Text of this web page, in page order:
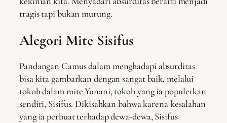
tragis tapi bukan murung.
Alegori Mite Sisifus
Pandangan Camus dalam menghadapi absurditas
bisa kita gambarkan dengan sangat baik, melalui
tokoh dalam mite Yunani, tokoh yang ia populerkan
sendiri, Sisifus. Dikisahkan bahwa karena kesalahan
yang ia perbuat terhadap dewa-dewa, Sisifus